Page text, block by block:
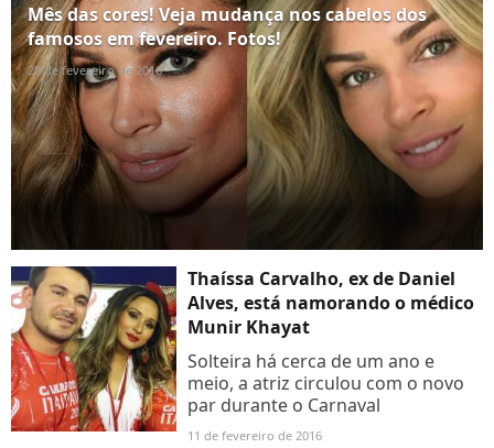
Mês das cores! Veja mudança nos cabelos dos
famosos em fevereiro. Fotos!
28 de fevereiro de 2016
Thaíssa Carvalho, ex de Daniel
Alves, está namorando o médico
Munir Khayat
Solteira há cerca de um ano e
meio, a atriz circulou com o novo
par durante o Carnaval
11 de fevereiro de 2016